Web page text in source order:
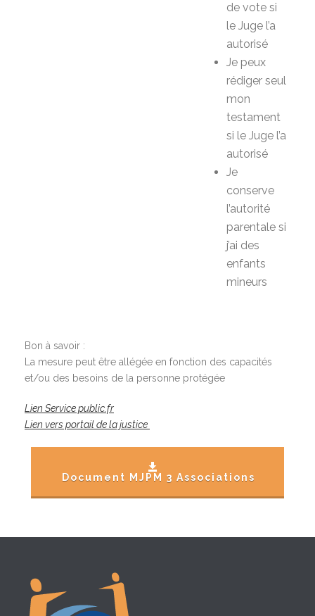
de vote si
le Juge l’a
autorisé
Je peux
rédiger seul
mon
testament
si le Juge l’a
autorisé
Je
conserve
l’autorité
parentale si
j’ai des
enfants
mineurs
Bon à savoir :
La mesure peut être allégée en fonction des capacités
et/ou des besoins de la personne protégée
Lien Service public.fr
Lien vers portail de la justice
Document MJPM 3 Associations